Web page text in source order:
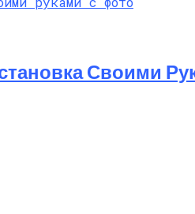
Своими